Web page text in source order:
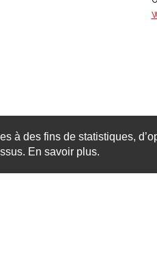
à des fins de statistiques,
En savoir plus.